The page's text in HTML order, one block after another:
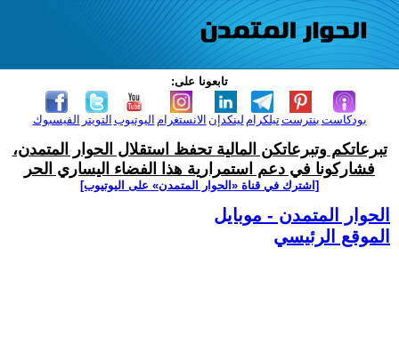
تابعونا على:
الفيسبوك التويتر اليوتيوب الانستغرام لينكدإن تيلكرامبنترست بودكاست
تبرعاتكم وتبرعاتكن المالية تحفظ استقلال الحوار المتمدن،
فشاركونا في دعم استمرارية هذا الفضاء اليساري الحر
[اشترك في قناة ‫«الحوار المتمدن» على اليوتيوب]
الحوار المتمدن - موبايل
الموقع الرئيسي